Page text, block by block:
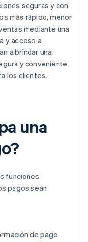
seguras y con
más rápido, menor
mediante una
y acceso a
a brindar una
y conveniente
los clientes.
una
funciones
pagos sean
de pago